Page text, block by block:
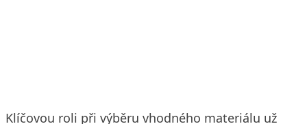
Klíčovou roli při výběru vhodného materiálu už